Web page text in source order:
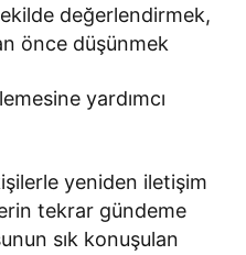
değerlendirmek,
önce düşünmek
yardımcı
yeniden iletişim
tekrar gündeme
sık konuşulan